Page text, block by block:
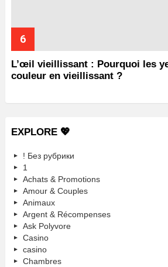
L’œil vieillissant : Pourquoi les
couleur en vieillissant ?
EXPLORE 💖
! Без рубрики
1
Achats & Promotions
Amour & Couples
Animaux
Argent & Récompenses
Ask Polyvore
Casino
casino
Chambres